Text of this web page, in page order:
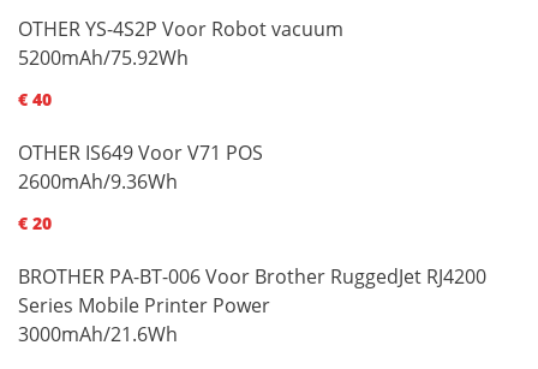
OTHER YS-4S2P Voor Robot vacuum
5200mAh/75.92Wh
€ 40
OTHER IS649 Voor V71 POS
2600mAh/9.36Wh
€ 20
BROTHER PA-BT-006 Voor Brother RuggedJet RJ4200
Series Mobile Printer Power
3000mAh/21.6Wh